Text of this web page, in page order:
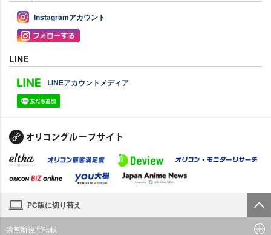
Instagramアカウント
LINE
LINEアカウントメディア
PC版に切り替え
禁無断複写転載